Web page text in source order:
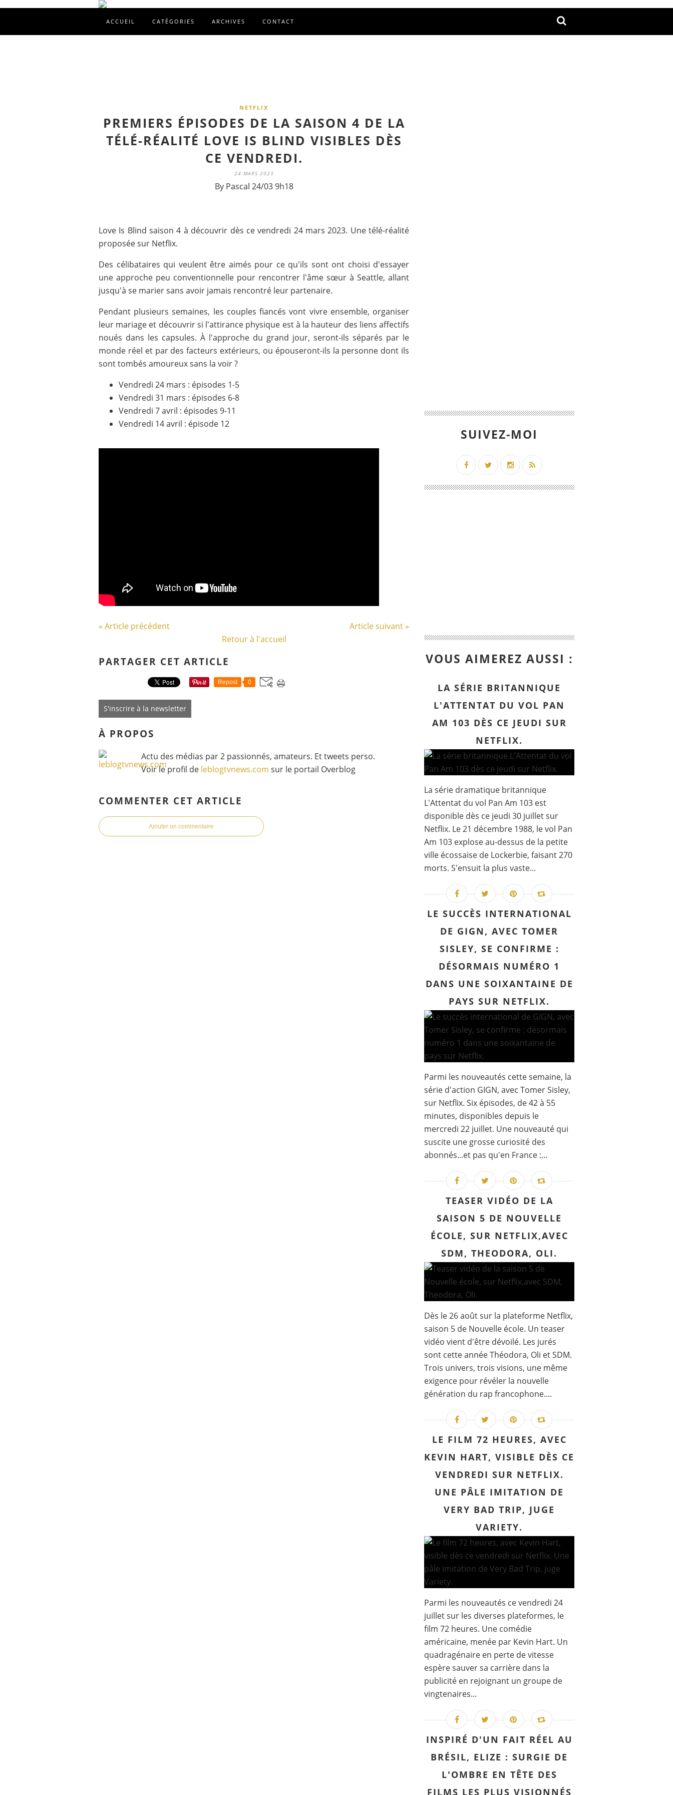
ACCUEIL CATÉGORIES ARCHIVES CONTACT
NETFLIX
PREMIERS ÉPISODES DE LA SAISON 4 DE LA
TÉLÉ-RÉALITÉ LOVE IS BLIND VISIBLES DÈS
CE VENDREDI.
24 MARS 2023
By Pascal 24/03 9h18
Love Is Blind saison 4 à découvrir dès ce vendredi 24 mars 2023. Une télé-réalité
proposée sur Netflix.
Des célibataires qui veulent être aimés pour ce qu'ils sont ont choisi d'essayer
une approche peu conventionnelle pour rencontrer l'âme sœur à Seattle, allant
jusqu'à se marier sans avoir jamais rencontré leur partenaire.
Pendant plusieurs semaines, les couples fiancés vont vivre ensemble, organiser
leur mariage et découvrir si l'attirance physique est à la hauteur des liens affectifs
noués dans les capsules. À l'approche du grand jour, seront-ils séparés par le
monde réel et par des facteurs extérieurs, ou épouseront-ils la personne dont ils
sont tombés amoureux sans la voir ?
Vendredi 24 mars : épisodes 1-5
Vendredi 31 mars : épisodes 6-8
Vendredi 7 avril : épisodes 9-11
Vendredi 14 avril : épisode 12
« Article précédent
Article suivant »
Retour à l'accueil
PARTAGER CET ARTICLE
Repost 0
S'inscrire à la newsletter
À PROPOS
Actu des médias par 2 passionnés, amateurs. Et tweets perso.
Voir le profil de leblogtvnews.com sur le portail Overblog
COMMENTER CET ARTICLE
Ajouter un commentaire
SUIVEZ-MOI
VOUS AIMEREZ AUSSI :
LA SÉRIE BRITANNIQUE
L'ATTENTAT DU VOL PAN
AM 103 DÈS CE JEUDI SUR
NETFLIX.
La série dramatique britannique
L'Attentat du vol Pan Am 103 est
disponible dès ce jeudi 30 juillet sur
Netflix. Le 21 décembre 1988, le vol Pan
Am 103 explose au-dessus de la petite
ville écossaise de Lockerbie, faisant 270
morts. S'ensuit la plus vaste...
LE SUCCÈS INTERNATIONAL
DE GIGN, AVEC TOMER
SISLEY, SE CONFIRME :
DÉSORMAIS NUMÉRO 1
DANS UNE SOIXANTAINE DE
PAYS SUR NETFLIX.
Parmi les nouveautés cette semaine, la
série d'action GIGN, avec Tomer Sisley,
sur Netflix. Six épisodes, de 42 à 55
minutes, disponibles depuis le
mercredi 22 juillet. Une nouveauté qui
suscite une grosse curiosité des
abonnés...et pas qu'en France :...
TEASER VIDÉO DE LA
SAISON 5 DE NOUVELLE
ÉCOLE, SUR NETFLIX,AVEC
SDM, THEODORA, OLI.
Dès le 26 août sur la plateforme Netflix,
saison 5 de Nouvelle école. Un teaser
vidéo vient d'être dévoilé. Les jurés
sont cette année Théodora, Oli et SDM.
Trois univers, trois visions, une même
exigence pour révéler la nouvelle
génération du rap francophone....
LE FILM 72 HEURES, AVEC
KEVIN HART, VISIBLE DÈS CE
VENDREDI SUR NETFLIX.
UNE PÂLE IMITATION DE
VERY BAD TRIP, JUGE
VARIETY.
Parmi les nouveautés ce vendredi 24
juillet sur les diverses plateformes, le
film 72 heures. Une comédie
américaine, menée par Kevin Hart. Un
quadragénaire en perte de vitesse
espère sauver sa carrière dans la
publicité en rejoignant un groupe de
vingtenaires...
INSPIRÉ D'UN FAIT RÉEL AU
BRÉSIL, ELIZE : SURGIE DE
L'OMBRE EN TÊTE DES
FILMS LES PLUS VISIONNÉS